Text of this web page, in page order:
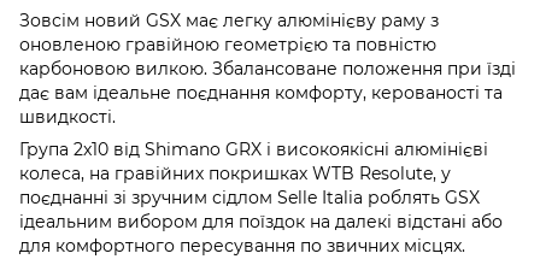
Зовсім новий GSX має легку алюмінієву раму з
оновленою гравійною геометрією та повністю
карбоновою вилкою. Збалансоване положення при їзді
дає вам ідеальне поєднання комфорту, керованості та
швидкості.
Група 2x10 від Shimano GRX і високоякісні алюмінієві
колеса, на гравійних покришках WTB Resolute, у
поєднанні зі зручним сідлом Selle Italia роблять GSX
ідеальним вибором для поїздок на далекі відстані або
для комфортного пересування по звичних місцях.